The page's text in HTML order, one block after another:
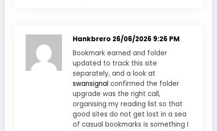
Hankbrero 26/06/2026 9:26 PM
Bookmark earned and folder
updated to track this site
separately, and a look at
swansignal confirmed the folder
upgrade was the right call,
organising my reading list so that
good sites do not get lost in a sea
of casual bookmarks is something I